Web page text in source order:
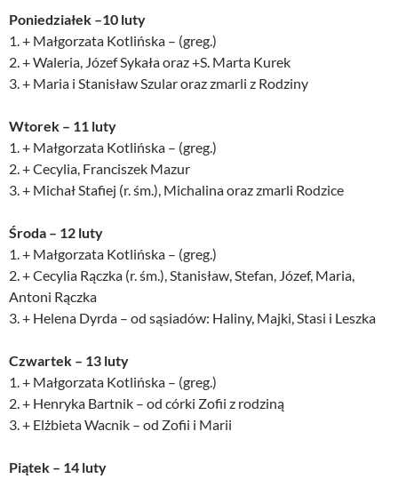
Poniedziałek –10 luty
1. + Małgorzata Kotlińska – (greg.)
2. + Waleria, Józef Sykała oraz +S. Marta Kurek
3. + Maria i Stanisław Szular oraz zmarli z Rodziny
Wtorek – 11 luty
1. + Małgorzata Kotlińska – (greg.)
2. + Cecylia, Franciszek Mazur
3. + Michał Stafiej (r. śm.), Michalina oraz zmarli Rodzice
Środa – 12 luty
1. + Małgorzata Kotlińska – (greg.)
2. + Cecylia Rączka (r. śm.), Stanisław, Stefan, Józef, Maria,
Antoni Rączka
3. + Helena Dyrda – od sąsiadów: Haliny, Majki, Stasi i Leszka
Czwartek – 13 luty
1. + Małgorzata Kotlińska – (greg.)
2. + Henryka Bartnik – od córki Zofii z rodziną
3. + Elżbieta Wacnik – od Zofii i Marii
Piątek – 14 luty